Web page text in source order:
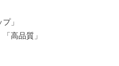
」
高品質」